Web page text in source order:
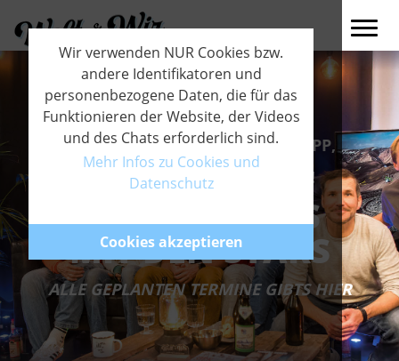
Wir verwenden NUR Cookies bzw.
andere Identifikatoren und
personenbezogene Daten, die für das
Funktionieren der Website, der Videos
und des Chats erforderlich sind.
Mehr Infos zu Cookies und
Datenschutz
Cookies akzeptieren
THOMAS HUBER, HARALD PHILIPP,
PAUL GUSCHLBAUER & OLAF
OBSOMMER WAREN BEI UNS!
LIVE-STREAMS
MIT DEN STARS
ALLE GEPLANTEN TERMINE GIBTS HIER